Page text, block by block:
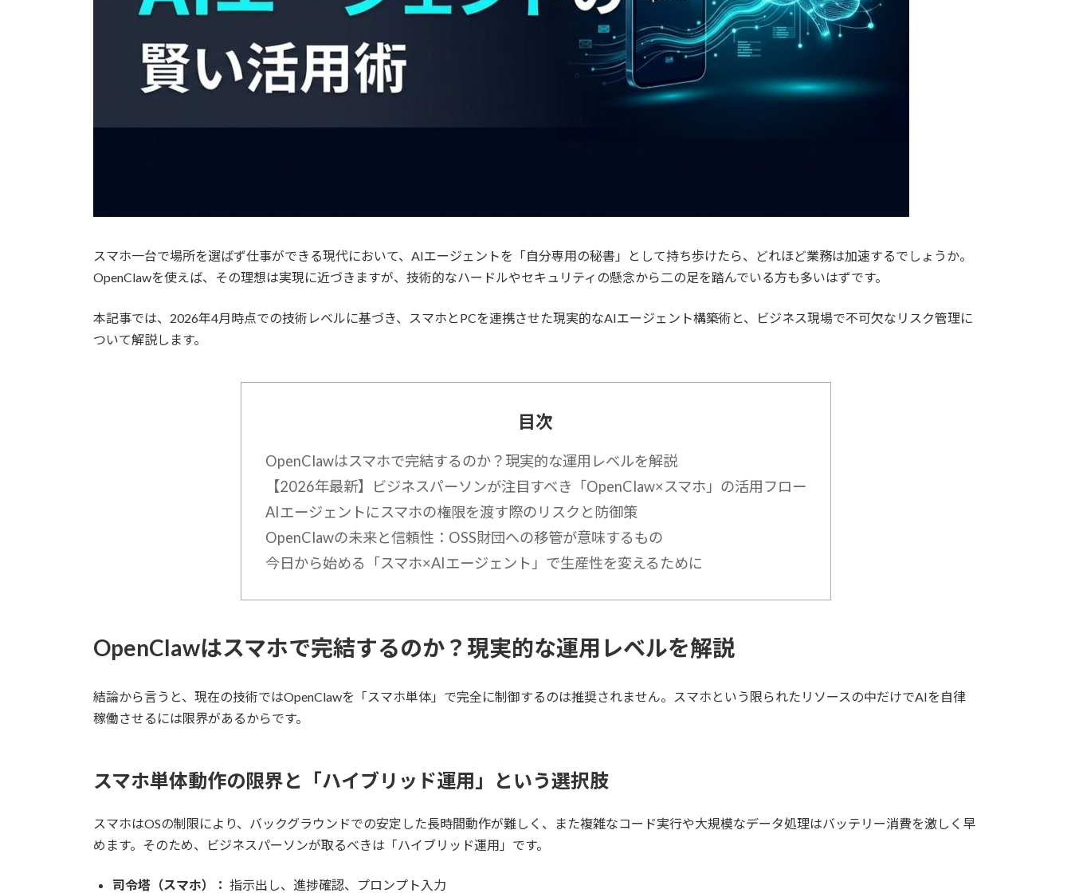
スマホ一台で場所を選ばず仕事ができる現代において、AIエージェントを「自分専用の秘書」として持ち歩けたら、どれほど業務は加速するでしょうか。
OpenClawを使えば、その理想は実現に近づきますが、技術的なハードルやセキュリティの懸念から二の足を踏んでいる方も多いはずです。
本記事では、2026年4月時点での技術レベルに基づき、スマホとPCを連携させた現実的なAIエージェント構築術と、ビジネス現場で不可欠なリスク管理に
ついて解説します。
目次
OpenClawはスマホで完結するのか？現実的な運用レベルを解説
【2026年最新】ビジネスパーソンが注目すべき「OpenClaw×スマホ」の活用フロー
AIエージェントにスマホの権限を渡す際のリスクと防御策
OpenClawの未来と信頼性：OSS財団への移管が意味するもの
今日から始める「スマホ×AIエージェント」で生産性を変えるために
OpenClawはスマホで完結するのか？現実的な運用レベルを解説
結論から言うと、現在の技術ではOpenClawを「スマホ単体」で完全に制御するのは推奨されません。スマホという限られたリソースの中だけでAIを自律
稼働させるには限界があるからです。
スマホ単体動作の限界と「ハイブリッド運用」という選択肢
スマホはOSの制限により、バックグラウンドでの安定した長時間動作が難しく、また複雑なコード実行や大規模なデータ処理はバッテリー消費を激しく早
めます。そのため、ビジネスパーソンが取るべきは「ハイブリッド運用」です。
司令塔（スマホ）： 指示出し、進捗確認、プロンプト入力